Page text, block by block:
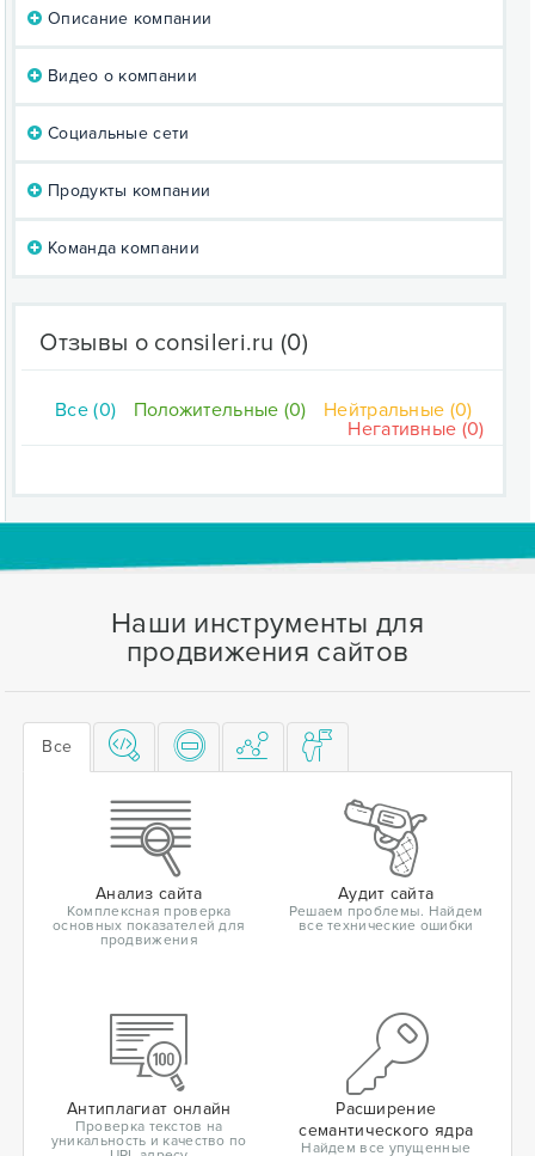
Описание компании
Видео о компании
Социальные сети
Продукты компании
Команда компании
Отзывы о consileri.ru (0)
Все (0) Положительные (0)
Нейтральные (0)
Негативные (0)
Наши инструменты для
продвижения сайтов
Все
Анализ сайта
Комплексная проверка
основных показателей для
продвижения
Аудит сайта
Решаем проблемы. Найдем
все технические ошибки
Антиплагиат онлайн
Проверка текстов на
уникальность и качество по
Расширение
семантического ядра
Найдем все упущенные